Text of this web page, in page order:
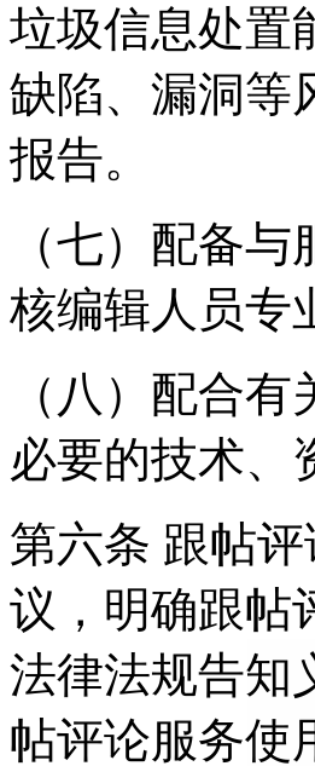
垃圾信息处置
缺陷、漏洞等
报告。
（七）配备
核编辑人员专
（八）配合
必要的技术、
第六条 跟帖
议，明确跟帖
法律法规告知
帖评论服务使